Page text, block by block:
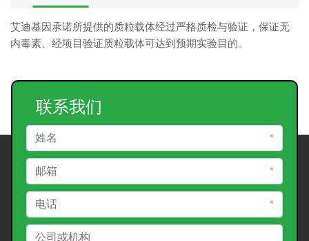
艾迪基因承诺所提供的质粒载体经过严格质检与验证，保证无
内毒素、经项目验证质粒载体可达到预期实验目的。
联系我们
*
*
*